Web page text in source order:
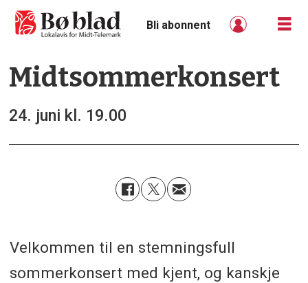
Bli abonnent
Midtsommerkonsert
24. juni kl. 19.00
Velkommen til en stemningsfull
sommerkonsert med kjent, og kanskje